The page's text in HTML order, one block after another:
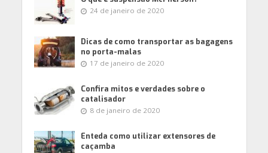
24 de janeiro de 2020
Dicas de como transportar as bagagens
no porta-malas
17 de janeiro de 2020
Confira mitos e verdades sobre o
catalisador
8 de janeiro de 2020
Enteda como utilizar extensores de
caçamba